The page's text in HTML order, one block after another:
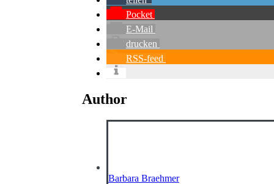
Pocket
E-Mail
drucken
RSS-feed
Author
Barbara Braehmer